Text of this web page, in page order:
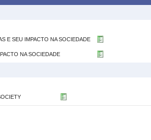
E SEU IMPACTO NA SOCIEDADE
NA SOCIEDADE